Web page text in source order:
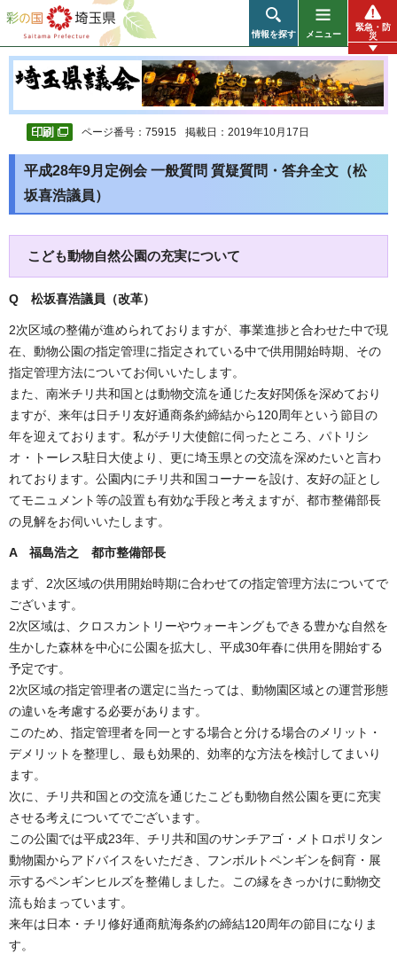
彩の国 埼玉県
情報を探す メニュー
緊急・防
災
ページ番号：75915 掲載日：2019年10月17日
平成28年9月定例会 一般質問 質疑質問・答弁全文（松
坂喜浩議員）
こども動物自然公園の充実について
Q 松坂喜浩議員（改革）
2次区域の整備が進められておりますが、事業進捗と合わせた中で現
在、動物公園の指定管理に指定されている中で供用開始時期、その
指定管理方法についてお伺いいたします。
また、南米チリ共和国とは動物交流を通じた友好関係を深めており
ますが、来年は日チリ友好通商条約締結から120周年という節目の
年を迎えております。私がチリ大使館に伺ったところ、パトリシ
オ・トーレス駐日大使より、更に埼玉県との交流を深めたいと言わ
れております。公園内にチリ共和国コーナーを設け、友好の証とし
てモニュメント等の設置も有効な手段と考えますが、都市整備部長
の見解をお伺いいたします。
A 福島浩之 都市整備部長
まず、2次区域の供用開始時期に合わせての指定管理方法についてで
ございます。
2次区域は、クロスカントリーやウォーキングもできる豊かな自然を
生かした森林を中心に公園を拡大し、平成30年春に供用を開始する
予定です。
2次区域の指定管理者の選定に当たっては、動物園区域との運営形態
の違いを考慮する必要があります。
このため、指定管理者を同一とする場合と分ける場合のメリット・
デメリットを整理し、最も効果的、効率的な方法を検討してまいり
ます。
次に、チリ共和国との交流を通じたこども動物自然公園を更に充実
させる考えについてでございます。
この公園では平成23年、チリ共和国のサンチアゴ・メトロポリタン
動物園からアドバイスをいただき、フンボルトペンギンを飼育・展
示するペンギンヒルズを整備しました。この縁をきっかけに動物交
流も始まっています。
来年は日本・チリ修好通商航海条約の締結120周年の節目になりま
す。